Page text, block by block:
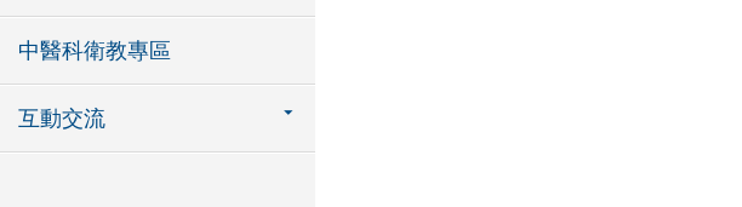
中醫科衛教專區
互動交流